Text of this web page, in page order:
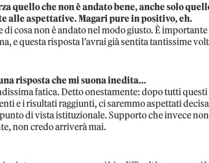
quello che non è andato bene, anche solo
alle aspettative. Magari pure in positivo, eh.
di cosa non è andato nel modo giusto. È
e questa risposta l’avrai già sentita tantissime
risposta che mi suona inedita…
fatica. Detto onestamente: dopo tutti
e i risultati raggiunti, ci saremmo aspettati
di vista istituzionale. Supporto che invece
non credo arriverà mai.